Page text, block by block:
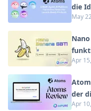
die
May
Apr
der
neu
Apr